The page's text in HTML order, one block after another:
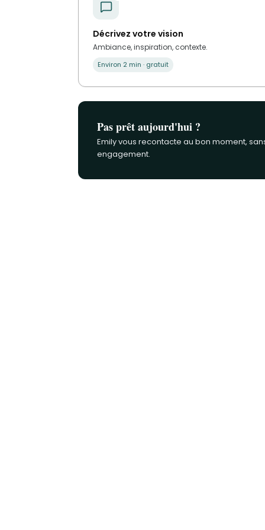
Décrivez votre vision
Ambiance, inspiration, contexte.
Environ 2 min · gratuit
Pas prêt aujourd'hui ?
Emily vous recontacte au bon moment,
engagement.